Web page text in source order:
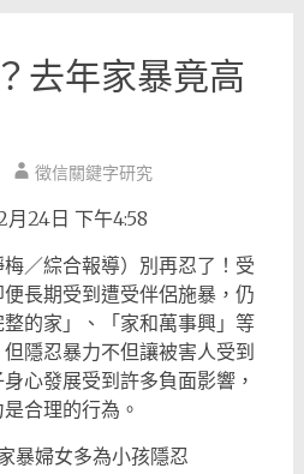
去年家暴竟高
徵信關鍵字研究
24日 下午4:58
梅／綜合報導）別再忍了！受
長期受到遭受伴侶施暴，仍
的家」、「家和萬事興」等
隱忍暴力不但讓被害人受到
心發展受到許多負面影響，
合理的行為。
暴婦女多為小孩隱忍